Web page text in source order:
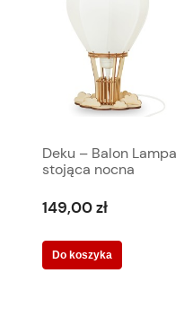
Deku – Balon Lampa
stojąca nocna
oprawka L701924
149,00 zł
Do koszyka